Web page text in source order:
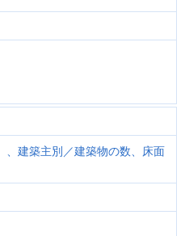
、建築主別／建築物の数、床面